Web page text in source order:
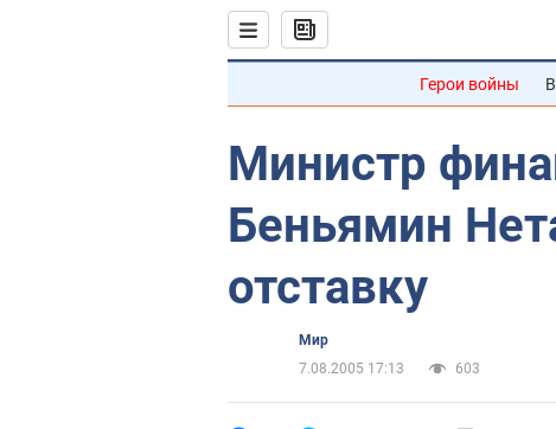
Герои войны
Министр
Беньямин
отставку
Мир
7.08.2005 17:13
603